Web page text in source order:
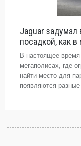
Jaguar задумал
посадкой, как
В настоящее
мегаполисах, где
найти место для
появляются